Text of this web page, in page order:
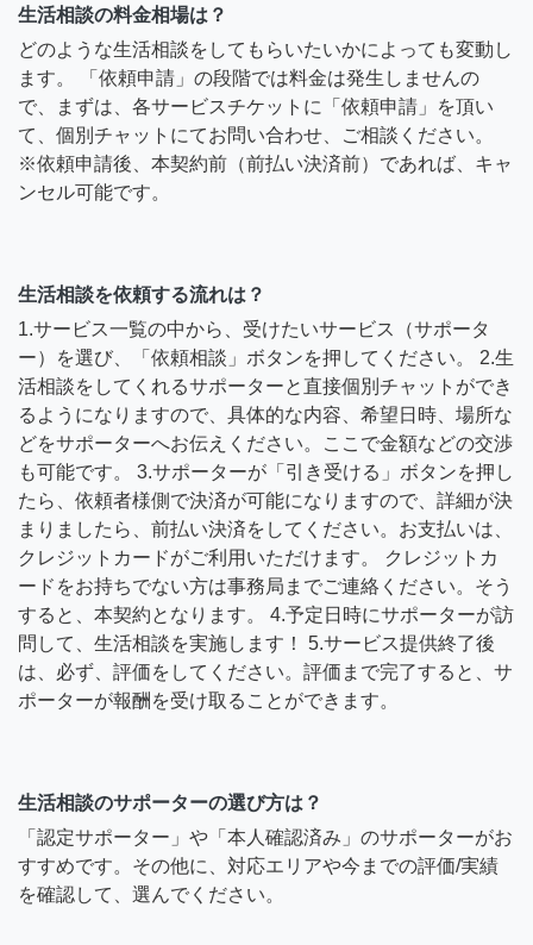
生活相談の料金相場は？
どのような生活相談をしてもらいたいかによっても変動し
ます。 「依頼申請」の段階では料金は発生しませんの
で、まずは、各サービスチケットに「依頼申請」を頂い
て、個別チャットにてお問い合わせ、ご相談ください。
※依頼申請後、本契約前（前払い決済前）であれば、キャ
ンセル可能です。
生活相談を依頼する流れは？
1.サービス一覧の中から、受けたいサービス（サポータ
ー）を選び、「依頼相談」ボタンを押してください。 2.生
活相談をしてくれるサポーターと直接個別チャットができ
るようになりますので、具体的な内容、希望日時、場所な
どをサポーターへお伝えください。ここで金額などの交渉
も可能です。 3.サポーターが「引き受ける」ボタンを押し
たら、依頼者様側で決済が可能になりますので、詳細が決
まりましたら、前払い決済をしてください。お支払いは、
クレジットカードがご利用いただけます。 クレジットカ
ードをお持ちでない方は事務局までご連絡ください。そう
すると、本契約となります。 4.予定日時にサポーターが訪
問して、生活相談を実施します！ 5.サービス提供終了後
は、必ず、評価をしてください。評価まで完了すると、サ
ポーターが報酬を受け取ることができます。
生活相談のサポーターの選び方は？
「認定サポーター」や「本人確認済み」のサポーターがお
すすめです。その他に、対応エリアや今までの評価/実績
を確認して、選んでください。